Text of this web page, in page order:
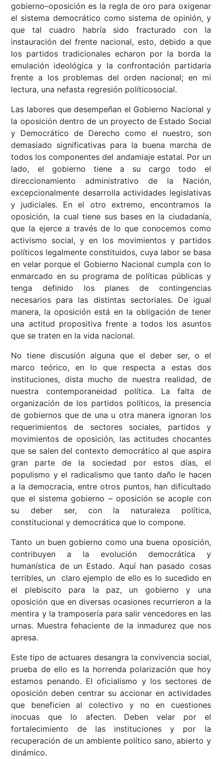
gobierno–oposición es la regla de oro para oxigenar
el sistema democrático como sistema de opinión, y
que tal cuadro habría sido fracturado con la
instauración del frente nacional, esto, debido a que
los partidos tradicionales echaron por la borda la
emulación ideológica y la confrontación partidaria
frente a los problemas del orden nacional; en mi
lectura, una nefasta regresión políticosocial.
Las labores que desempeñan el Gobierno Nacional y
la oposición dentro de un proyecto de Estado Social
y Democrático de Derecho como el nuestro, son
demasiado significativas para la buena marcha de
todos los componentes del andamiaje estatal. Por un
lado, el gobierno tiene a su cargo todo el
direccionamiento administrativo de la Nación,
excepcionalmente desarrolla actividades legislativas
y judiciales. En el otro extremo, encontramos la
oposición, la cual tiene sus bases en la ciudadanía,
que la ejerce a través de lo que conocemos como
activismo social, y en los movimientos y partidos
políticos legalmente constituidos, cuya labor se basa
en velar porque el Gobierno Nacional cumpla con lo
enmarcado en su programa de políticas públicas y
tenga definido los planes de contingencias
necesarios para las distintas sectoriales. De igual
manera, la oposición está en la obligación de tener
una actitud propositiva frente a todos los asuntos
que se traten en la vida nacional.
No tiene discusión alguna que el deber ser, o el
marco teórico, en lo que respecta a estas dos
instituciones, dista mucho de nuestra realidad, de
nuestra contemporaneidad política. La falta de
organización de los partidos políticos, la presencia
de gobiernos que de una u otra manera ignoran los
requerimientos de sectores sociales, partidos y
movimientos de oposición, las actitudes chocantes
que se salen del contexto democrático al que aspira
gran parte de la sociedad por estos días, el
populismo y el radicalismo que tanto daño le hacen
a la democracia, entre otros puntos, han dificultado
que el sistema gobierno – oposición se acople con
su deber ser, con la naturaleza política,
constitucional y democrática que lo compone.
Tanto un buen gobierno como una buena oposición,
contribuyen a la evolución democrática y
humanística de un Estado. Aquí han pasado cosas
terribles, un claro ejemplo de ello es lo sucedido en
el plebiscito para la paz, un gobierno y una
oposición que en diversas ocasiones recurrieron a la
mentira y la tramposería para salir vencedores en las
urnas. Muestra fehaciente de la inmadurez que nos
apresa.
Este tipo de actuares desangra la convivencia social,
prueba de ello es la horrenda polarización que hoy
estamos penando. El oficialismo y los sectores de
oposición deben centrar su accionar en actividades
que beneficien al colectivo y no en cuestiones
inocuas que lo afecten. Deben velar por el
fortalecimiento de las instituciones y por la
recuperación de un ambiente político sano, abierto y
dinámico.